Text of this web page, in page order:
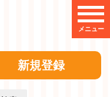
メニュー
新規登録